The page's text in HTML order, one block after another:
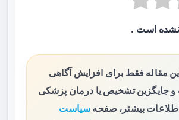
نشده است .
مقاله فقط برای افزایش آگاهی
جایگزین تشخیص یا درمان پزشکی
بیشتر، صفحه سیاست